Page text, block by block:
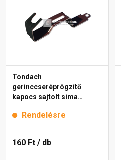
Tondach
gerinccseréprögzítő
kapocs sajtolt sima
Rendelésre
160 Ft / db